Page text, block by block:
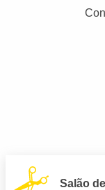
Salão